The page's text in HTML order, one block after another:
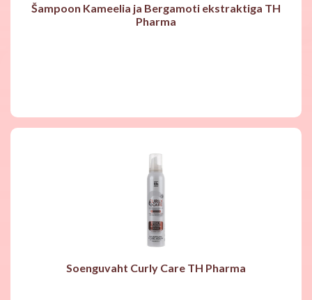
Šampoon Kameelia ja Bergamoti ekstraktiga TH
Pharma
Soenguvaht Curly Care TH Pharma